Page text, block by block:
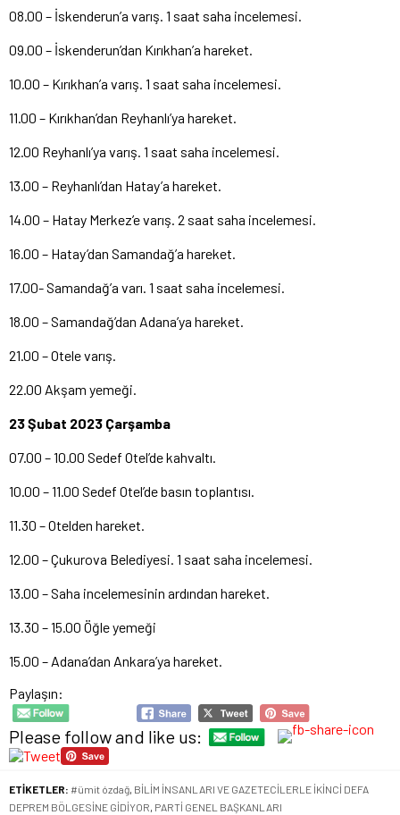
08.00 – İskenderun’a varış. 1 saat saha incelemesi.
09.00 – İskenderun’dan Kırıkhan’a hareket.
10.00 – Kırıkhan’a varış. 1 saat saha incelemesi.
11.00 – Kırıkhan’dan Reyhanlı’ya hareket.
12.00 Reyhanlı’ya varış. 1 saat saha incelemesi.
13.00 – Reyhanlı’dan Hatay’a hareket.
14.00 – Hatay Merkez’e varış. 2 saat saha incelemesi.
16.00 – Hatay’dan Samandağ’a hareket.
17.00- Samandağ’a varı. 1 saat saha incelemesi.
18.00 – Samandağ’dan Adana’ya hareket.
21.00 – Otele varış.
22.00 Akşam yemeği.
23 Şubat 2023 Çarşamba
07.00 – 10.00 Sedef Otel’de kahvaltı.
10.00 – 11.00 Sedef Otel’de basın toplantısı.
11.30 – Otelden hareket.
12.00 – Çukurova Belediyesi. 1 saat saha incelemesi.
13.00 – Saha incelemesinin ardından hareket.
13.30 – 15.00 Öğle yemeği
15.00 – Adana’dan Ankara’ya hareket.
Paylaşın:
Please follow and like us:
ETİKETLER: #ümit ózdağ, BİLİM İNSANLARI VE GAZETECİLERLE İKİNCİ DEFA
DEPREM BÖLGESİNE GİDİYOR, PARTİ GENEL BAŞKANLARI